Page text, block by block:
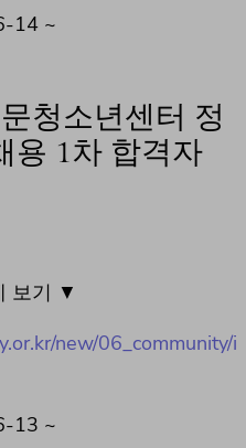
14 ~
청소년센터 정
용 1차 합격자
보기 ▼
new/06_community/i
13 ~